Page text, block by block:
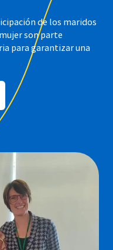
de los maridos
son parte
para garantizar una